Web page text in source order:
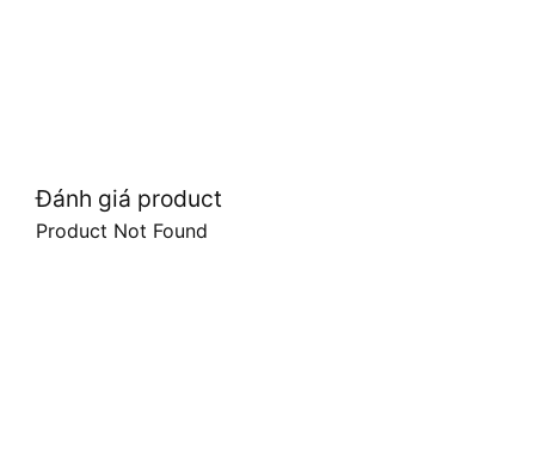
Đánh giá product
Product Not Found